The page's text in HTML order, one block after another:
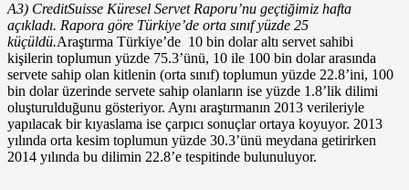
A3) CreditSuisse Küresel Servet Raporu’nu geçtiğimiz hafta
açıkladı. Rapora göre Türkiye’de orta sınıf yüzde 25
küçüldü.Araştırma Türkiye’de 10 bin dolar altı servet sahibi
kişilerin toplumun yüzde 75.3’ünü, 10 ile 100 bin dolar arasında
servete sahip olan kitlenin (orta sınıf) toplumun yüzde 22.8’ini, 100
bin dolar üzerinde servete sahip olanların ise yüzde 1.8’lik dilimi
oluşturulduğunu gösteriyor. Aynı araştırmanın 2013 verileriyle
yapılacak bir kıyaslama ise çarpıcı sonuçlar ortaya koyuyor. 2013
yılında orta kesim toplumun yüzde 30.3’ünü meydana getirirken
2014 yılında bu dilimin 22.8’e tespitinde bulunuluyor.